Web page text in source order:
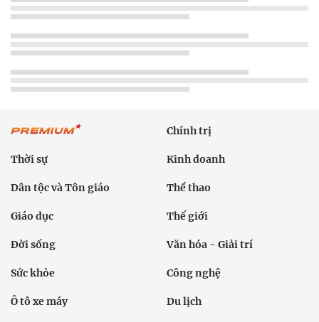
Chính trị
Thời sự Kinh doanh
Dân tộc và Tôn giáo Thể thao
Giáo dục Thế giới
Đời sống Văn hóa - Giải trí
Sức khỏe Công nghệ
Ô tô xe máy Du lịch